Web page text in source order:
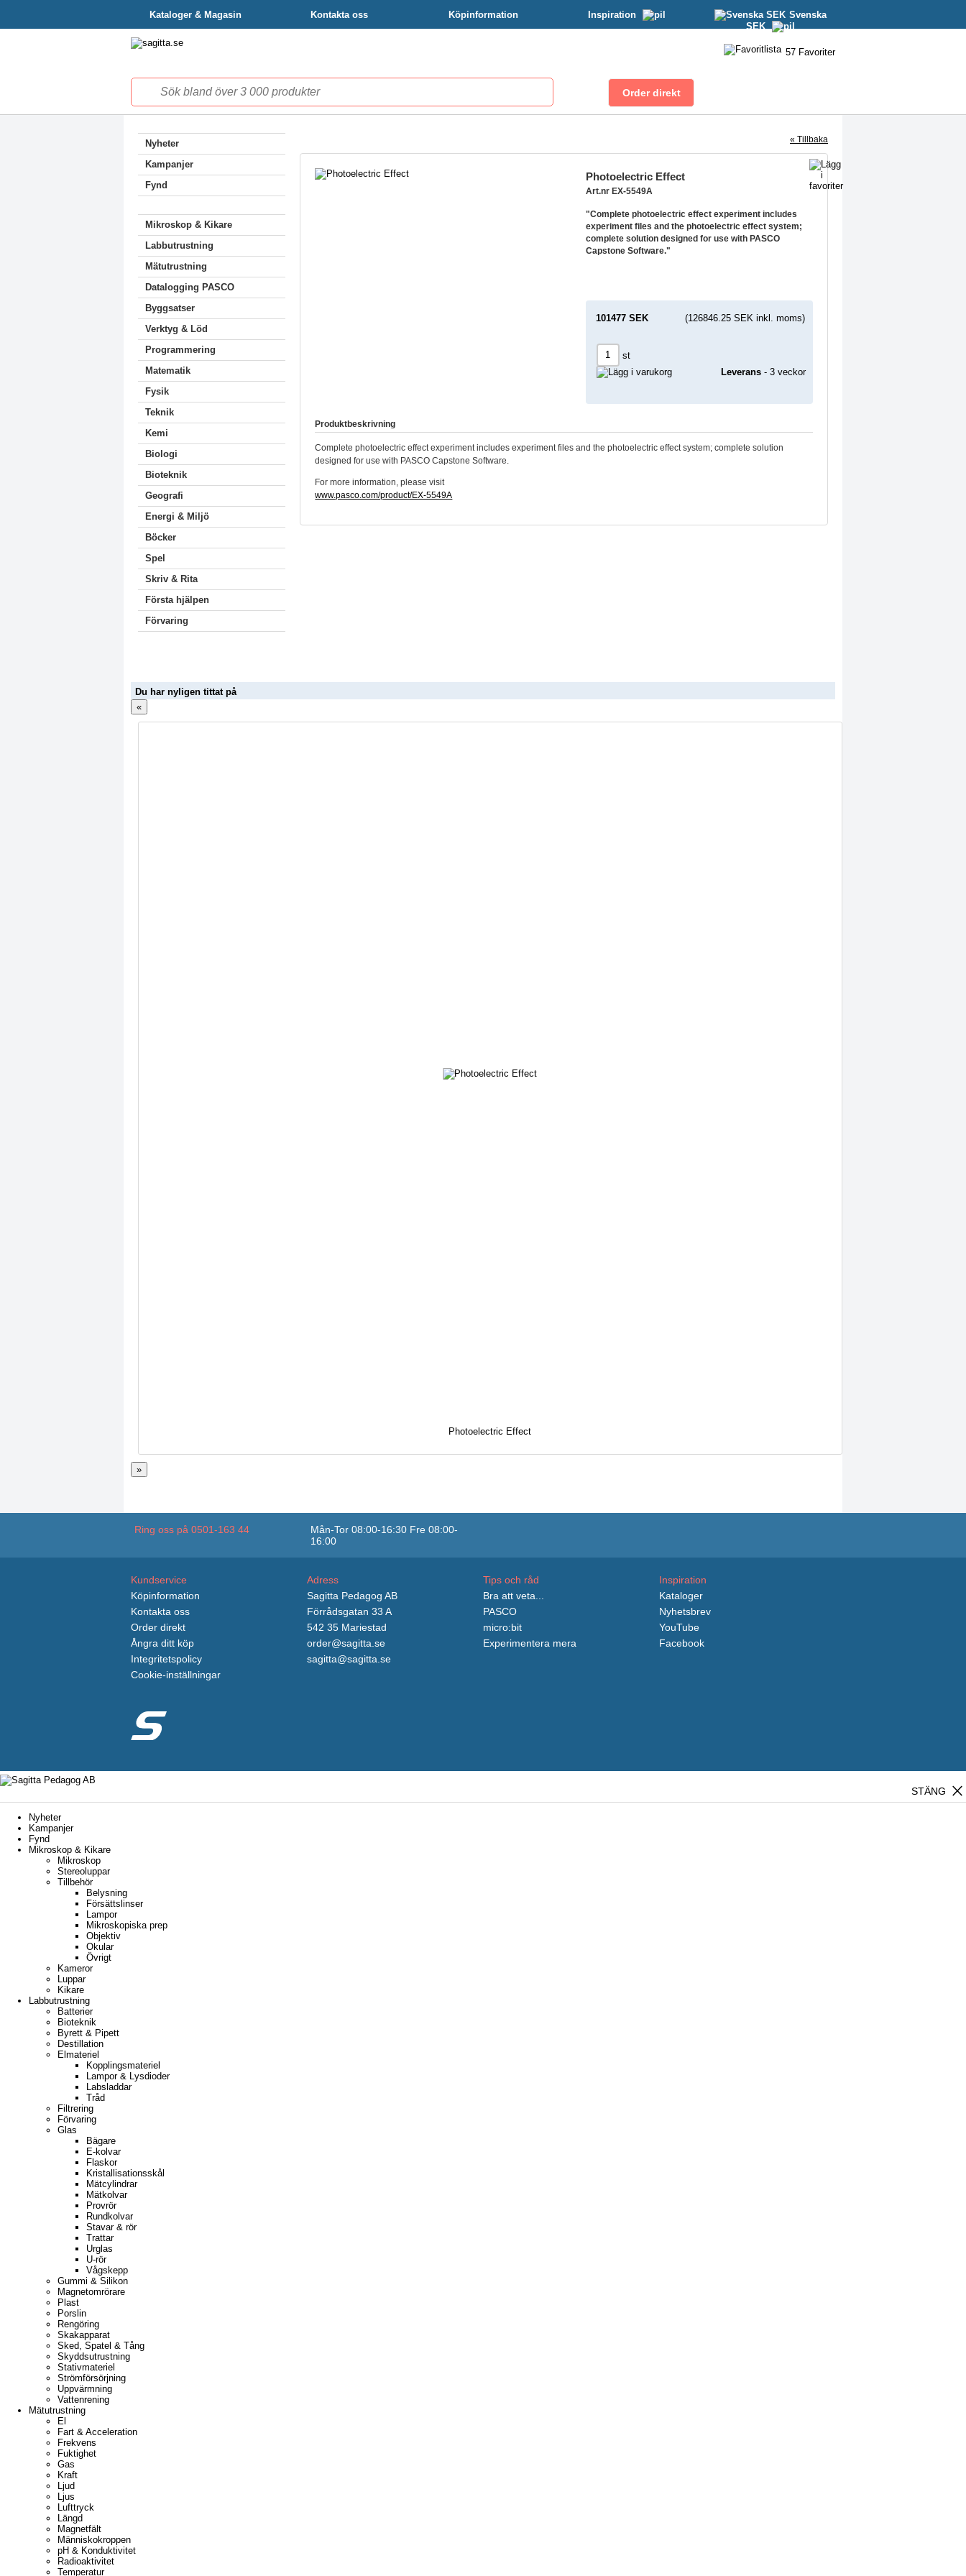
Kataloger & Magasin Kontakta oss Köpinformation Inspiration
Svenska
SEK
57 Favoriter
Nyheter
Kampanjer
Fynd
Mikroskop & Kikare
Labbutrustning
Mätutrustning
Datalogging PASCO
Byggsatser
Verktyg & Löd
Programmering
Matematik
Fysik
Teknik
Kemi
Biologi
Bioteknik
Geografi
Energi & Miljö
Böcker
Spel
Skriv & Rita
Första hjälpen
Förvaring
« Tillbaka
Photoelectric Effect
Art.nr EX-5549A
"Complete photoelectric effect experiment includes
experiment files and the photoelectric effect system;
complete solution designed for use with PASCO
Capstone Software."
101477 SEK (126846.25 SEK inkl. moms)
st
Leverans- 3 veckor
Produktbeskrivning
Complete photoelectric effect experiment includes experiment files and the photoelectric effect system; complete solution
designed for use with PASCO Capstone Software.
For more information, please visit
www.pasco.com/product/EX-5549A
Du har nyligen tittat på
«
Photoelectric Effect
»
Ring oss på 0501-163 44
Mån-Tor 08:00-16:30 Fre 08:00-
16:00
Kundservice
Köpinformation
Kontakta oss
Order direkt
Ångra ditt köp
Integritetspolicy
Cookie-inställningar
Adress
Sagitta Pedagog AB
Förrådsgatan 33 A
542 35 Mariestad
order@sagitta.se
sagitta@sagitta.se
Tips och råd
Bra att veta...
PASCO
micro:bit
Experimentera mera
Inspiration
Kataloger
Nyhetsbrev
YouTube
Facebook
close
STÄNG
Nyheter
Kampanjer
Fynd
Mikroskop & Kikare
Mikroskop
Stereoluppar
Tillbehör
Belysning
Försättslinser
Lampor
Mikroskopiska prep
Objektiv
Okular
Övrigt
Kameror
Luppar
Kikare
Labbutrustning
Batterier
Bioteknik
Byrett & Pipett
Destillation
Elmateriel
Kopplingsmateriel
Lampor & Lysdioder
Labsladdar
Tråd
Filtrering
Förvaring
Glas
Bägare
E-kolvar
Flaskor
Kristallisationsskål
Mätcylindrar
Mätkolvar
Provrör
Rundkolvar
Stavar & rör
Trattar
Urglas
U-rör
Vågskepp
Gummi & Silikon
Magnetomrörare
Plast
Porslin
Rengöring
Skakapparat
Sked, Spatel & Tång
Skyddsutrustning
Stativmateriel
Strömförsörjning
Uppvärmning
Vattenrening
Mätutrustning
El
Fart & Acceleration
Frekvens
Fuktighet
Gas
Kraft
Ljud
Ljus
Lufttryck
Längd
Magnetfält
Människokroppen
pH & Konduktivitet
Radioaktivitet
Temperatur